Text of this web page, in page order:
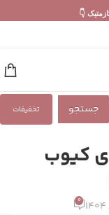
👇
جستجو تخفیفات
کیوب
0